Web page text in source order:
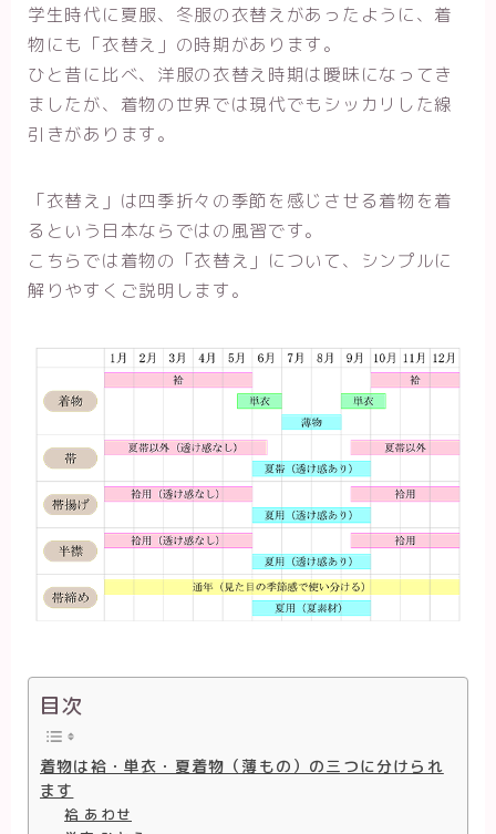
学生時代に夏服、冬服の衣替えがあったように、着
物にも「衣替え」の時期があります。
ひと昔に比べ、洋服の衣替え時期は曖昧になってき
ましたが、着物の世界では現代でもシッカリした線
引きがあります。
「衣替え」は四季折々の季節を感じさせる着物を着
るという日本ならではの風習です。
こちらでは着物の「衣替え」について、シンプルに
解りやすくご説明します。
目次
着物は袷・単衣・夏着物（薄もの）の三つに分けられ
ます
袷 あわせ